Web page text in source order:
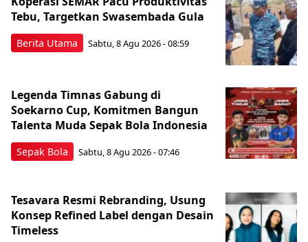
Berita Utama
Tebu, Targetkan Swasembada Gula
Sabtu, 8 Agu 2026 - 08:59
Sepak Bola
Legenda Timnas Gabung di
Soekarno Cup, Komitmen Bangun
Talenta Muda Sepak Bola Indonesia
Sabtu, 8 Agu 2026 - 07:46
Tesavara Resmi Rebranding, Usung
Konsep Refined Label dengan Desain
Timeless